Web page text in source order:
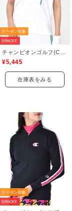
クーポン対象
50%OFF
¥5,445
在庫表をみる
クーポン対象
50%OFF